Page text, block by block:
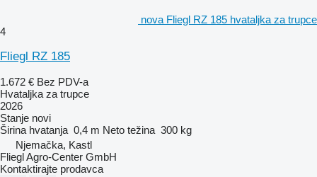
nova Fliegl RZ 185 hvataljka za trupce
4
Fliegl RZ 185
1.672 € Bez PDV-a
Hvataljka za trupce
2026
Stanje novi
Širina hvatanja 0,4 m Neto težina 300 kg
Njemačka, Kastl
Fliegl Agro-Center GmbH
Kontaktirajte prodavca